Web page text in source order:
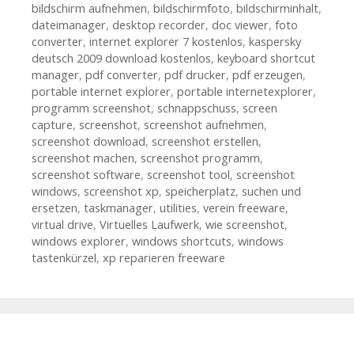
bildschirm aufnehmen, bildschirmfoto, bildschirminhalt,
dateimanager, desktop recorder, doc viewer, foto
converter, internet explorer 7 kostenlos, kaspersky
deutsch 2009 download kostenlos, keyboard shortcut
manager, pdf converter, pdf drucker, pdf erzeugen,
portable internet explorer, portable internetexplorer,
programm screenshot, schnappschuss, screen
capture, screenshot, screenshot aufnehmen,
screenshot download, screenshot erstellen,
screenshot machen, screenshot programm,
screenshot software, screenshot tool, screenshot
windows, screenshot xp, speicherplatz, suchen und
ersetzen, taskmanager, utilities, verein freeware,
virtual drive, Virtuelles Laufwerk, wie screenshot,
windows explorer, windows shortcuts, windows
tastenkürzel, xp reparieren freeware